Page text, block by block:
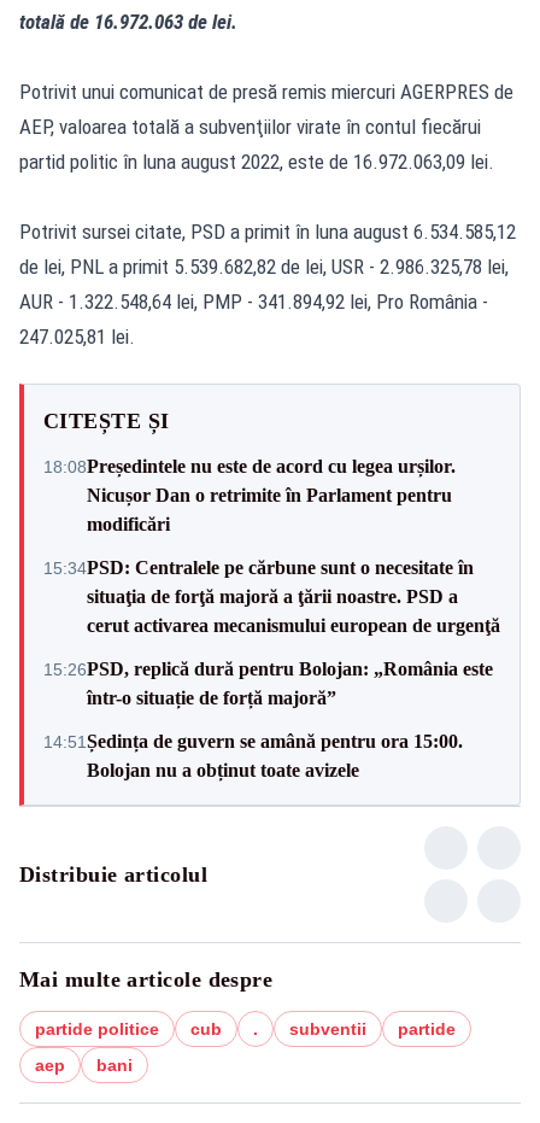
totală de 16.972.063 de lei.
Potrivit unui comunicat de presă remis miercuri AGERPRES de
AEP, valoarea totală a subvenţiilor virate în contul fiecărui
partid politic în luna august 2022, este de 16.972.063,09 lei.
Potrivit sursei citate, PSD a primit în luna august 6.534.585,12
de lei, PNL a primit 5.539.682,82 de lei, USR - 2.986.325,78 lei,
AUR - 1.322.548,64 lei, PMP - 341.894,92 lei, Pro România -
247.025,81 lei.
CITEȘTE ȘI
18:08Președintele nu este de acord cu legea urșilor.
Nicușor Dan o retrimite în Parlament pentru
modificări
15:34PSD: Centralele pe cărbune sunt o necesitate în
situaţia de forţă majoră a ţării noastre. PSD a
cerut activarea mecanismului european de urgenţă
15:26PSD, replică dură pentru Bolojan: „România este
într-o situație de forță majoră”
14:51Ședința de guvern se amână pentru ora 15:00.
Bolojan nu a obținut toate avizele
Distribuie articolul
Mai multe articole despre
partide politice cub . subventii
partide
aep
bani